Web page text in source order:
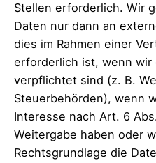
Stellen erforderlich. Wir
Daten nur dann an
dies im Rahmen einer
erforderlich ist, wenn wir
verpflichtet sind (z. B.
Steuerbehörden), wenn
Interesse nach Art. 6
Weitergabe haben oder
Rechtsgrundlage die